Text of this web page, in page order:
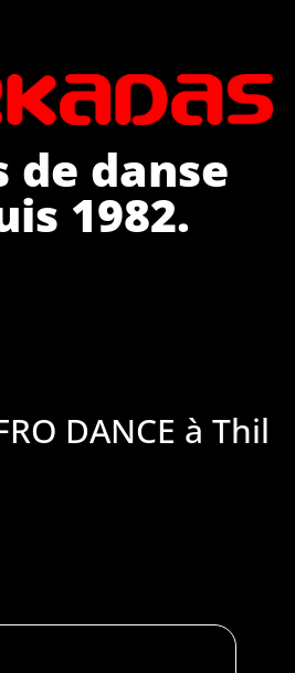
de danse
1982.
DANCE à Thil